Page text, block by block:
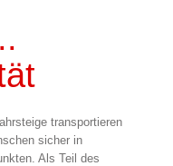
transportieren
sicher in
Als Teil des